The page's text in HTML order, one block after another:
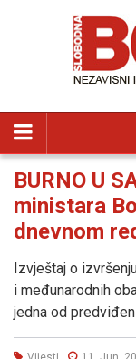
BURNO U
ministara
dnevnom
Izvještaj o
i međunarodnih
jedna od